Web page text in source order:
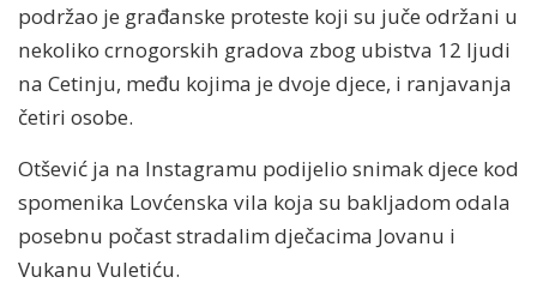
podržao je građanske proteste koji su juče održani u
nekoliko crnogorskih gradova zbog ubistva 12 ljudi
na Cetinju, među kojima je dvoje djece, i ranjavanja
četiri osobe.
Otšević ja na Instagramu podijelio snimak djece kod
spomenika Lovćenska vila koja su bakljadom odala
posebnu počast stradalim dječacima Jovanu i
Vukanu Vuletiću.